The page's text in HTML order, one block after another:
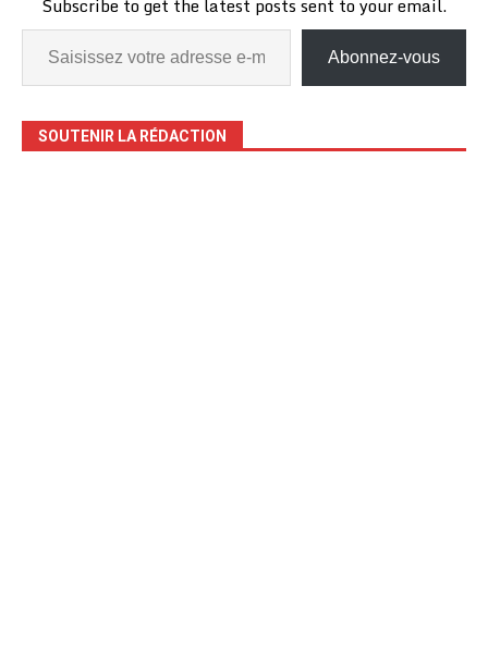
Subscribe to get the latest posts sent to your email.
Abonnez-vous
SOUTENIR LA RÉDACTION